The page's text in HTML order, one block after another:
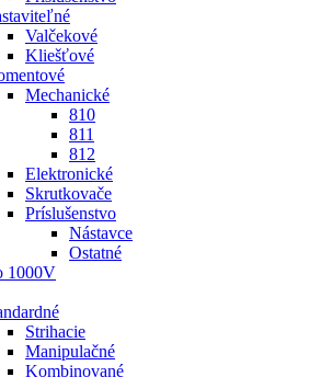
Valčekové
Kliešťové
Mechanické
810
811
812
Elektronické
Skrutkovače
Príslušenstvo
Nástavce
Ostatné
1000V
Strihacie
Manipulačné
Kombinované